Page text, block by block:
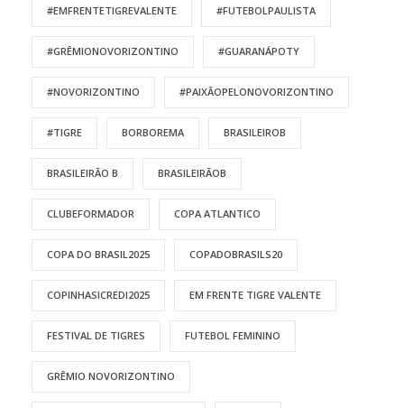
#EMFRENTETIGREVALENTE #FUTEBOLPAULISTA
#GRÊMIONOVORIZONTINO #GUARANÁPOTY
#NOVORIZONTINO #PAIXÃOPELONOVORIZONTINO
#TIGRE BORBOREMA BRASILEIROB
BRASILEIRÃO B BRASILEIRÃOB
CLUBEFORMADOR COPA ATLANTICO
COPA DO BRASIL2025 COPADOBRASILS20
COPINHASICREDI2025 EM FRENTE TIGRE VALENTE
FESTIVAL DE TIGRES FUTEBOL FEMININO
GRÊMIO NOVORIZONTINO